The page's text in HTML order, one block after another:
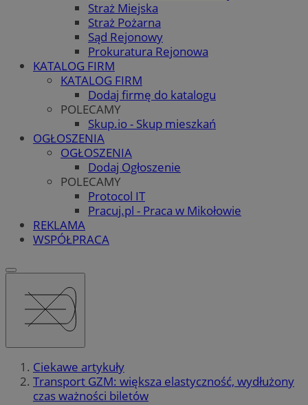
Straż Miejska
Straż Pożarna
Sąd Rejonowy
Prokuratura Rejonowa
KATALOG FIRM
KATALOG FIRM
Dodaj firmę do katalogu
POLECAMY
Skup.io - Skup mieszkań
OGŁOSZENIA
OGŁOSZENIA
Dodaj Ogłoszenie
POLECAMY
Protocol IT
Pracuj.pl - Praca w Mikołowie
REKLAMA
WSPÓŁPRACA
Ciekawe artykuły
Transport GZM: większa elastyczność, wydłużony
czas ważności biletów